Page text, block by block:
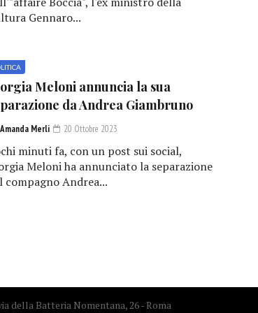
Gennaro...
Meloni annuncia la sua
da Andrea Giambruno
Amanda Merli 20 Ottobre 2023
minuti fa, con un post sui social,
Meloni ha annunciato la separazione
compagno Andrea...
della Batteria Nomentana, 26 - Roma